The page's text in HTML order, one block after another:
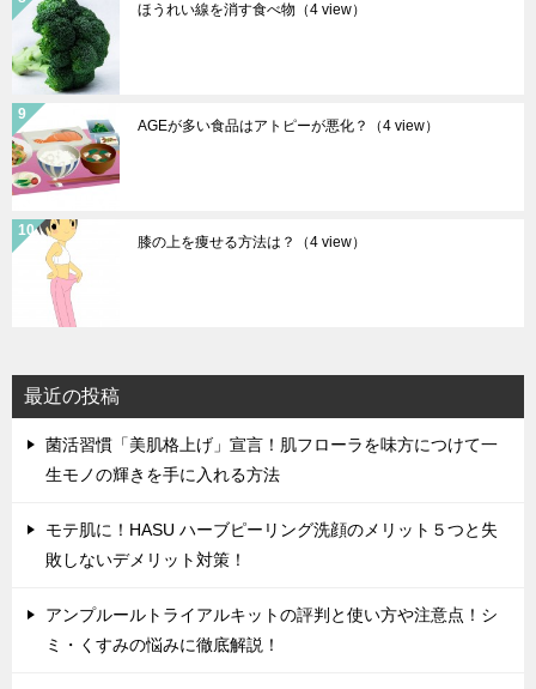
ほうれい線を消す食べ物 （4 view）
AGEが多い食品はアトピーが悪化？ （4 view）
膝の上を痩せる方法は？ （4 view）
最近の投稿
菌活習慣「美肌格上げ」宣言！肌フローラを味方につけて一
生モノの輝きを手に入れる方法
モテ肌に！HASU ハーブピーリング洗顔のメリット５つと失
敗しないデメリット対策！
アンプルールトライアルキットの評判と使い方や注意点！シ
ミ・くすみの悩みに徹底解説！